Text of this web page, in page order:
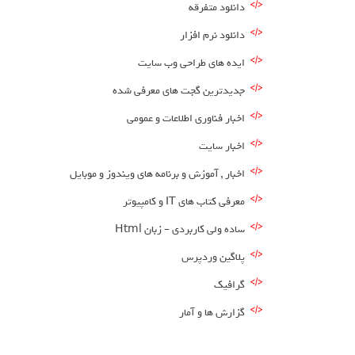
دانلود متفرقه
دانلود نرم افزار
ایده های طراحی وب سایت
جدیدترین گجت های معرفی شده
اخبار فناوری اطلاعات و عمومی
اخبار سایت
اخبار , آموزش و برنامه های ویندوز و موبایل
معرفی کتاب های IT و کامپیوتر
ساده ولی کاربردی – زبان Html
پلاگین وردپرس
گرافیک
گزارش ها و آمار